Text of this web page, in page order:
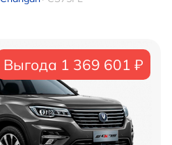
Выгода 1 369 601 ₽